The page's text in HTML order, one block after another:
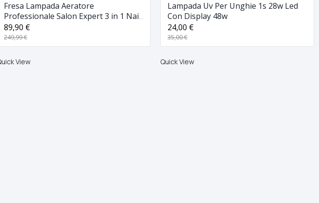
Fresa Lampada Aeratore
Professionale Salon Expert 3 in 1 Nail
Machine
89,90 €
249,99 €
View
Lampada Uv Per Unghie 1s 28w Led
Con Display 48w
24,00 €
35,00 €
Quick View